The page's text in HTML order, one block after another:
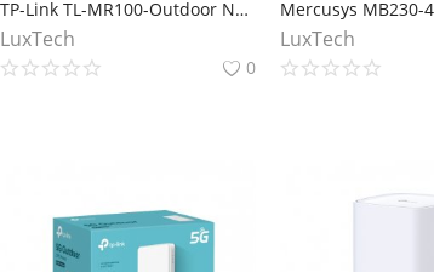
TP-Link TL-MR100-Outdoor N300 Наружный беспроводной 4G LTE маршрутизатор
LuxTech
0
LuxTech